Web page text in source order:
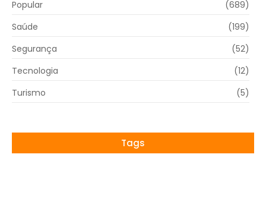
Popular
(689)
Saúde
(199)
Segurança
(52)
Tecnologia
(12)
Turismo
(5)
Tags